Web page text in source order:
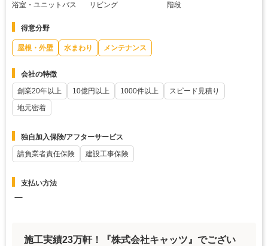
浴室・ユニットバス リビング 階段
得意分野
屋根・外壁 水まわり メンテナンス
会社の特徴
創業20年以上
10億円以上 1000件以上
スピード見積り
地元密着
独自加入保険/アフターサービス
請負業者責任保険
建設工事保険
支払い方法
ー
施工実績23万軒！『株式会社キャッツ』でござい